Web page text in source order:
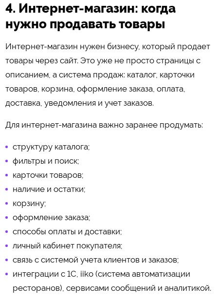
4. Интернет-магазин: когда
нужно продавать товары
Интернет-магазин нужен бизнесу, который продает
товары через сайт. Это уже не просто страницы с
описанием, а система продаж: каталог, карточки
товаров, корзина, оформление заказа, оплата,
доставка, уведомления и учет заказов.
Для интернет-магазина важно заранее продумать:
структуру каталога;
фильтры и поиск;
карточки товаров;
наличие и остатки;
корзину;
оформление заказа;
способы оплаты и доставки;
личный кабинет покупателя;
связь с системой учета клиентов и заказов;
интеграции с 1С, iiko (система автоматизации
ресторанов), сервисами сообщений и аналитикой.